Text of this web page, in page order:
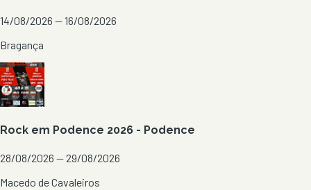
14/08/2026 — 16/08/2026
Bragança
Rock em Podence 2026 - Podence
28/08/2026 — 29/08/2026
Macedo de Cavaleiros